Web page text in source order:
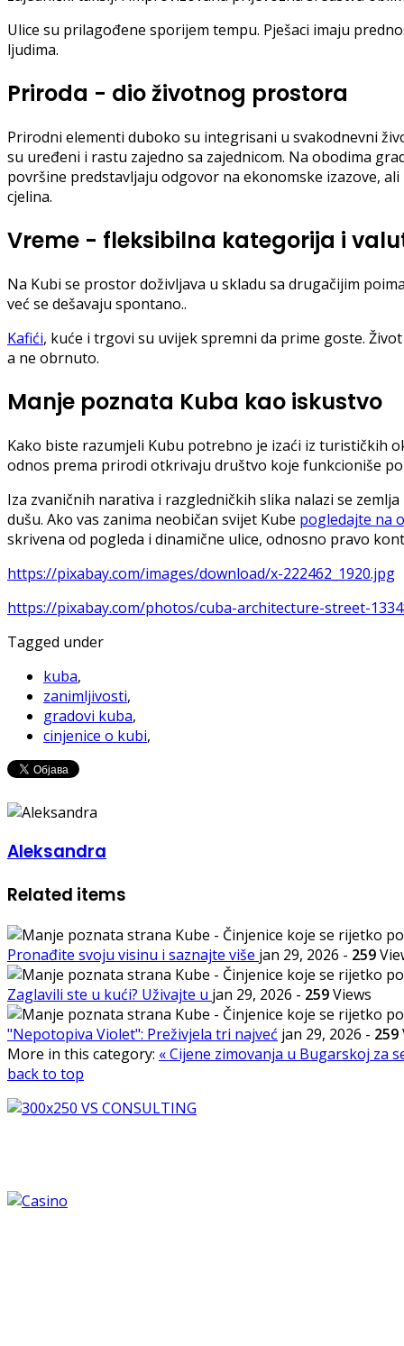
Ulice su prilagođene sporijem tempu. Pješaci imaju
ljudima.
Priroda - dio životnog prostora
Prirodni elementi duboko su integrisani u svakodnevni
su uređeni i rastu zajedno sa zajednicom. Na obodima
površine predstavljaju odgovor na ekonomske izazove,
cjelina.
Vreme - fleksibilna kategorija i
Na Kubi se prostor doživljava u skladu sa drugačijim
već se dešavaju spontano..
Kafići, kuće i trgovi su uvijek spremni da prime goste.
a ne obrnuto.
Manje poznata Kuba kao iskustvo
Kako biste razumjeli Kubu potrebno je izaći iz turističkih
odnos prema prirodi otkrivaju društvo koje funkcioniše
Iza zvaničnih narativa i razgledničkih slika nalazi se
dušu. Ako vas zanima neobičan svijet Kube pogledajte na
skrivena od pogleda i dinamične ulice, odnosno pravo
https://pixabay.com/images/download/x-222462_1920.jpg
https://pixabay.com/photos/cuba-architecture-street-
Tagged under
kuba,
zanimljivosti,
gradovi kuba,
cinjenice o kubi,
Aleksandra
Related items
Pronađite svoju visinu i saznajte više jan 29, 2026 - 259
Zaglavili ste u kući? Uživajte u jan 29, 2026 - 259Views
"Nepotopiva Violet": Preživjela tri najveć jan 29, 2026 - 259
More in this category: « Cijene zimovanja u Bugarskoj za
back to top